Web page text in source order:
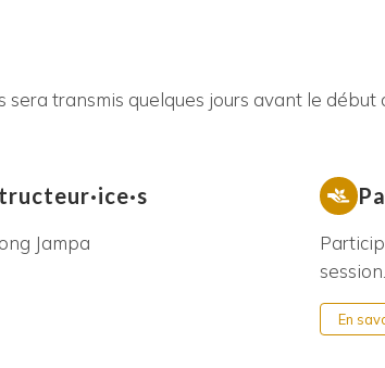
transmis quelques jours avant le
Jampa
session.
En